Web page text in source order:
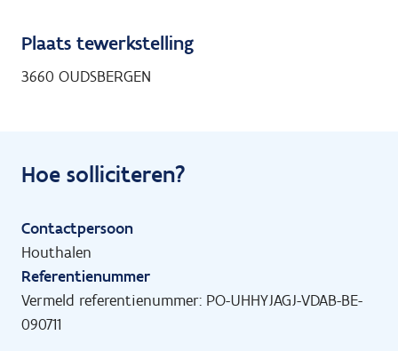
Plaats tewerkstelling
3660 OUDSBERGEN
Hoe solliciteren?
Contactpersoon
Houthalen
Referentienummer
Vermeld referentienummer: PO-UHHYJAGJ-VDAB-BE-
090711